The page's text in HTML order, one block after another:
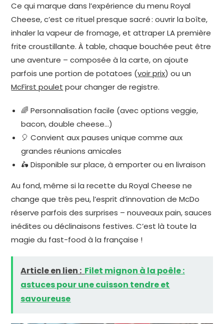
Ce qui marque dans l’expérience du menu Royal
Cheese, c’est ce rituel presque sacré : ouvrir la boîte,
inhaler la vapeur de fromage, et attraper LA première
frite croustillante. À table, chaque bouchée peut être
une aventure – composée à la carte, on ajoute
parfois une portion de potatoes (voir prix) ou un
McFirst poulet pour changer de registre.
🌈 Personnalisation facile (avec options veggie,
bacon, double cheese…)
🎈 Convient aux pauses unique comme aux
grandes réunions amicales
🛵 Disponible sur place, à emporter ou en livraison
Au fond, même si la recette du Royal Cheese ne
change que très peu, l’esprit d’innovation de McDo
réserve parfois des surprises – nouveaux pain, sauces
inédites ou déclinaisons festives. C’est là toute la
magie du fast-food à la française !
Article en lien : Filet mignon à la poêle :
astuces pour une cuisson tendre et
savoureuse